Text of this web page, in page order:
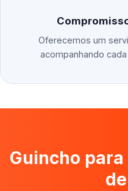
Oferecemos um
acompanhando
Guincho